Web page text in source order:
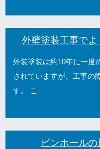
外壁塗装工事で
外装塗装は約10年に一度
されていますが、工事の
す。 こ
ピンホール